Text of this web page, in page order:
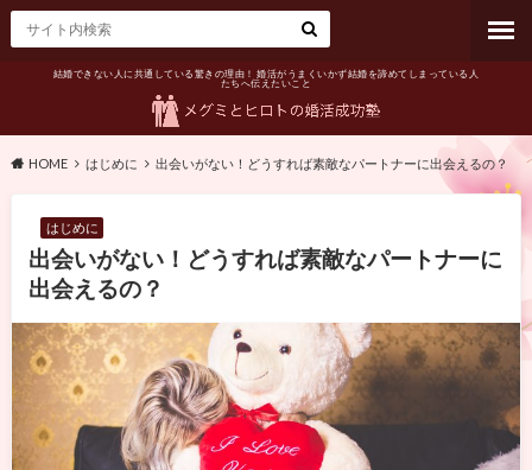
結婚できない人に共通している驚きの理由！ 婚活がうまくいかず結婚を諦めてしまっている人
たちへ伝えたいこと
HOME はじめに 出会いがない！どうすれば素敵なパートナーに出会えるの？
はじめに
出会いがない！どうすれば素敵なパートナーに
出会えるの？